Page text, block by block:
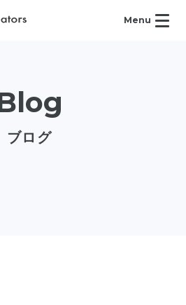
Menu
ブログ